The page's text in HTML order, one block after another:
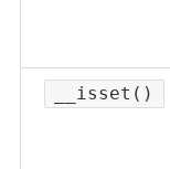
__isset()